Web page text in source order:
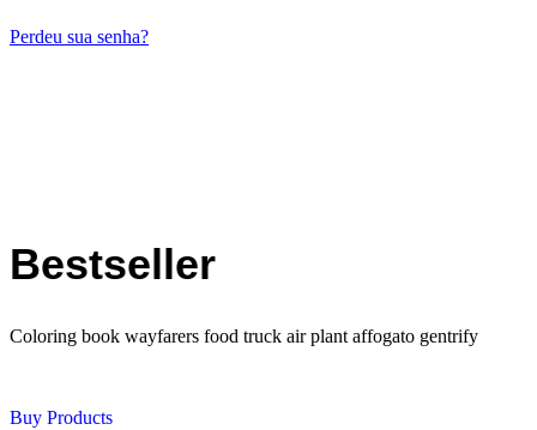
Perdeu sua senha?
Bestseller
Coloring book wayfarers food truck air plant affogato gentrify
Buy Products